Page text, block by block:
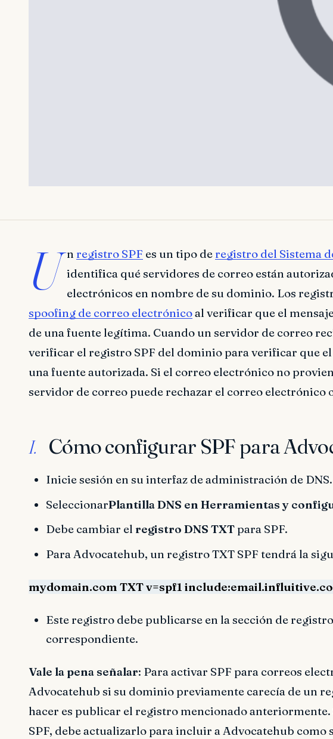
U n registro SPF es un tipo de registro del Sistema
identifica qué servidores de correo están
electrónicos en nombre de su dominio. Los
spoofing de correo electrónicoal verificar que el
de una fuente legítima. Cuando un servidor de correo
verificar el registro SPF del dominio para verificar que
una fuente autorizada. Si el correo electrónico no
servidor de correo puede rechazar el correo electrónico
I. Cómo configurar SPF para
Inicie sesión en su interfaz de administración de DNS.
SeleccionarPlantilla DNS en Herramientas y
Debe cambiar el registro DNS TXTpara SPF.
Para Advocatehub, un registro TXT SPF tendrá la
mydomain.com TXT v=spf1
Este registro debe publicarse en la sección de
correspondiente.
Vale la pena señalar: Para activar SPF para correos
Advocatehub si su dominio previamente carecía de un
hacer es publicar el registro mencionado
SPF, debe actualizarlo para incluir a Advocatehub como